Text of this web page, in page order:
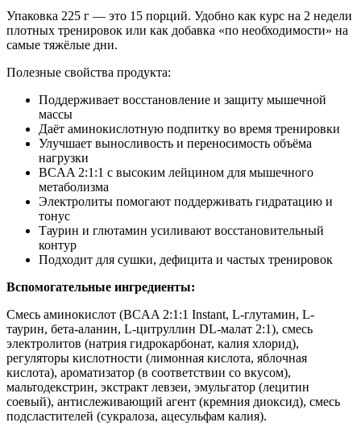
Упаковка 225 г — это 15 порций. Удобно как курс на 2 недели
плотных тренировок или как добавка «по необходимости» на
самые тяжёлые дни.
Полезные свойства продукта:
Поддерживает восстановление и защиту мышечной
массы
Даёт аминокислотную подпитку во время тренировки
Улучшает выносливость и переносимость объёма
нагрузки
BCAA 2:1:1 с высоким лейцином для мышечного
метаболизма
Электролиты помогают поддерживать гидратацию и
тонус
Таурин и глютамин усиливают восстановительный
контур
Подходит для сушки, дефицита и частых тренировок
Вспомогательные ингредиенты:
Смесь аминокислот (BCAA 2:1:1 Instant, L-глутамин, L-
таурин, бета-аланин, L-цитруллин DL-малат 2:1), смесь
электролитов (натрия гидрокарбонат, калия хлорид),
регуляторы кислотности (лимонная кислота, яблочная
кислота), ароматизатор (в соответствии со вкусом),
мальтодекстрин, экстракт левзеи, эмульгатор (лецитин
соевый), антислеживающий агент (кремния диоксид), смесь
подсластителей (сукралоза, ацесульфам калия).